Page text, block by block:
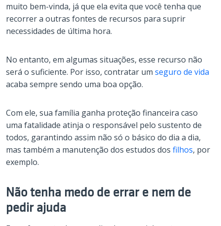
muito bem-vinda, já que ela evita que você tenha que
recorrer a outras fontes de recursos para suprir
necessidades de última hora.
No entanto, em algumas situações, esse recurso não
será o suficiente. Por isso, contratar um seguro de vida
acaba sempre sendo uma boa opção.
Com ele, sua família ganha proteção financeira caso
uma fatalidade atinja o responsável pelo sustento de
todos, garantindo assim não só o básico do dia a dia,
mas também a manutenção dos estudos dos filhos, por
exemplo.
Não tenha medo de errar e nem de
pedir ajuda